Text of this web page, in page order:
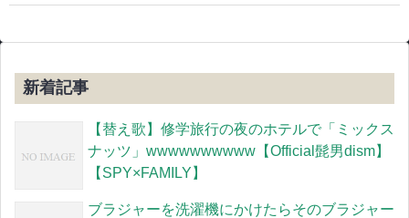
新着記事
【替え歌】修学旅行の夜のホテルで「ミックス
ナッツ」wwwwwwwwww【Official髭男dism】
【SPY×FAMILY】
ブラジャーを洗濯機にかけたらそのブラジャー